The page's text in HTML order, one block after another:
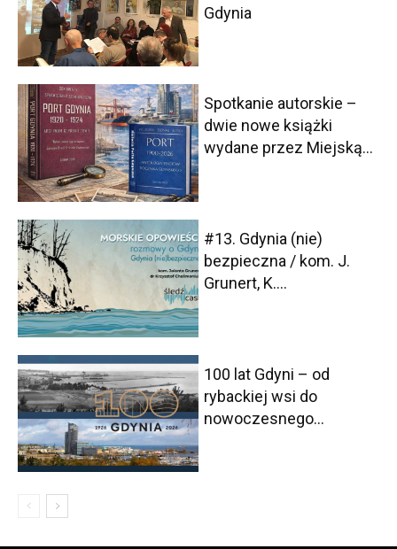
Gdynia
Spotkanie autorskie –
dwie nowe książki
wydane przez Miejską...
#13. Gdynia (nie)
bezpieczna / kom. J.
Grunert, K....
100 lat Gdyni – od
rybackiej wsi do
nowoczesnego...